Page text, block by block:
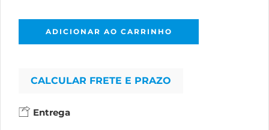
ADICIONAR AO CARRINHO
CALCULAR FRETE E PRAZO
Entrega